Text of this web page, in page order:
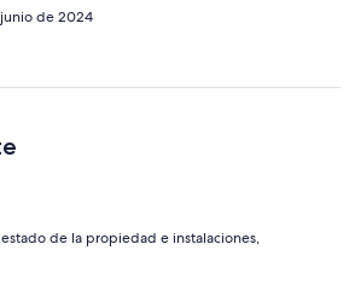
de 2024
estado de la propiedad e instalaciones,